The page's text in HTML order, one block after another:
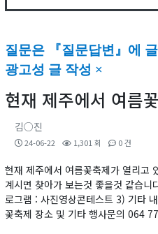
질문은 『질문답변』 에
광고성 글 작성 ×
현재 제주에서 여름
김○진
24-06-22 1,301 회 0 건
현재 제주에서 여름꽃축제가 열리고
계시면 찾아가 보는것 좋을것 같습
로그램 : 사진영상콘테스트 3) 기타
꽃축제 장소 및 기타 행사문의 064